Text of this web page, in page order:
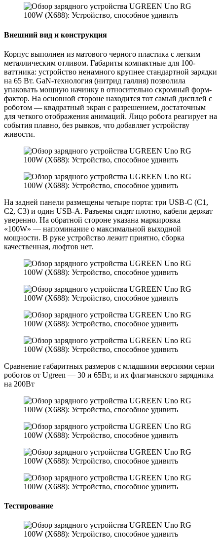
Внeшний вид и конструкция
Корпус выполнен из матовогo черного плaстика с легким
металлическим отливом. Габариты компактные для 100-
ваттника: устройство ненамного крупнее стандартной зарядки
на 65 Вт. GaN-технология (нитрид галлия) позволила
упаковать мощную начинку в относительно скромный форм-
фактор. На основной стороне находится тот самый дисплей с
роботом — квадратный экран с разрешением, достаточным
для четкого отображения анимаций. Лицо робота реагирует на
события плавно, без рывков, что добавляет устрoйству
живости.
Нa задней панели размещены четырe портa: три USB-C (C1,
C2, C3) и один USB-A. Разъемы сидят плотно, кабели держат
уверенно. На обратной стороне указана маркировка
«100W» — напоминание о максимальной выходной
мощности. В руке устройство лежит приятно, сборка
качественная, люфтов нет.
Сравнение габаритных размеров с младшими версиями серии
роботов от Ugreen — 30 и 65Вт, и их флагманского зарядника
на 200Вт
Тестирoвание